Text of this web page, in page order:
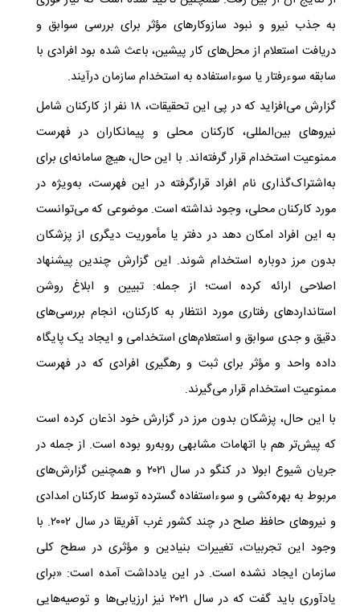
به جذب نیرو و نبود سازوکارهای مؤثر برای بررسی سوابق و
دریافت استعلام از محل‌های کار پیشین، باعث شده بود افرادی با
سابقه سوءرفتار یا سوءاستفاده به استخدام سازمان درآیند.
گزارش می‌افزاید که در پی این تحقیقات، ۱۸ نفر از کارکنان شامل
نیروهای بین‌المللی، کارکنان محلی و پیمانکاران در فهرست
ممنوعیت استخدام قرار گرفته‌اند. با این حال، هیچ سامانه‌ای برای
به‌اشتراک‌گذاری نام افراد قرارگرفته در این فهرست، به‌ویژه در
مورد کارکنان محلی، وجود نداشته است. موضوعی که می‌توانست
به این افراد امکان دهد در دفتر یا مأموریت دیگری از پزشکان
بدون مرز دوباره استخدام شوند. این گزارش چندین پیشنهاد
اصلاحی ارائه کرده است؛ از جمله: تبیین و ابلاغ روشن
استانداردهای رفتاری مورد انتظار به کارکنان، انجام بررسی‌های
دقیق و جدی سوابق و استعلام‌های استخدامی و ایجاد یک پایگاه
داده واحد و مؤثر برای ثبت و رهگیری افرادی که در فهرست
ممنوعیت استخدام قرار می‌گیرند.
با این حال، پزشکان بدون مرز در گزارش خود اذعان کرده است
که پیش‌تر هم با اتهامات مشابهی روبه‌رو بوده است. از جمله در
جریان شیوع ابولا در کنگو در سال ۲۰۲۱ و همچنین گزارش‌های
مربوط به بهره‌کشی و سوءاستفاده گسترده توسط کارکنان امدادی
و نیروهای حافظ صلح در چند کشور غرب آفریقا در سال ۲۰۰۲. با
وجود این تجربیات، تغییرات بنیادین و مؤثری در سطح کلی
سازمان ایجاد نشده است. در این یادداشت آمده است: «برای
یادآوری باید گفت که در سال ۲۰۲۱ نیز ارزیابی‌ها و توصیه‌هایی